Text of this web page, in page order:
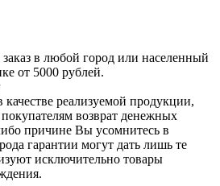
в любой город или населенный
от 5000 рублей.
реализуемой продукции,
возврат денежных
причине Вы усомнитесь в
гарантии могут дать лишь те
исключительно товары